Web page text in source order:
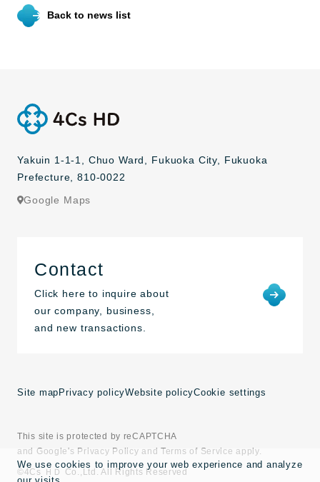
Back to news list
We use cookies to improve your web experience and analyze
Site map Privacy policyWebsite policyCookie settings
Yakuin 1-1-1, Chuo Ward, Fukuoka City, Fukuoka
Prefecture, 810-0022
Google Maps
Contact
Click here to inquire about
our company, business,
and new transactions.
This site is protected by reCAPTCHA
and Google's Privacy Policy and Terms of Service apply.
©4Cs ＨＤ Co.,Ltd. All Rights Reserved